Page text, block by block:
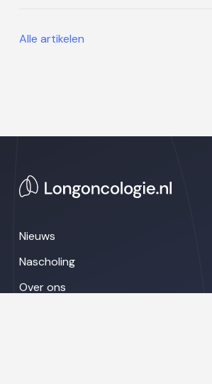
Alle artikelen
Nieuws
Nascholing
Over ons